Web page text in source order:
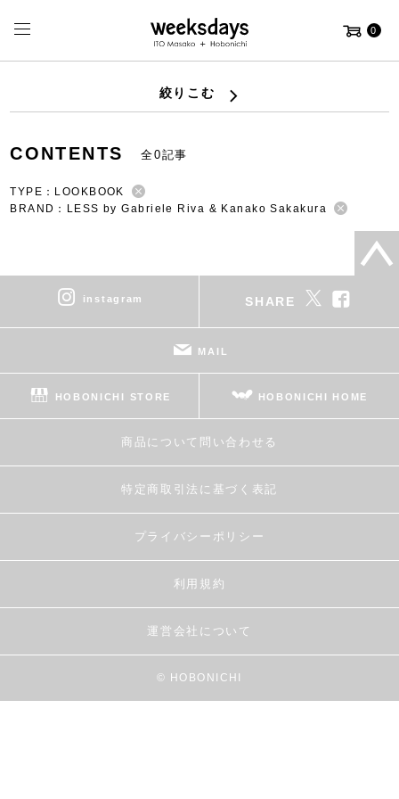
0
絞りこむ
CONTENTS 全0記事
TYPE：LOOKBOOK
BRAND：LESS by Gabriele Riva & Kanako Sakakura
instagram SHARE
MAIL
HOBONICHI STORE HOBONICHI HOME
商品について問い合わせる
特定商取引法に基づく表記
プライバシーポリシー
利用規約
運営会社について
© HOBONICHI